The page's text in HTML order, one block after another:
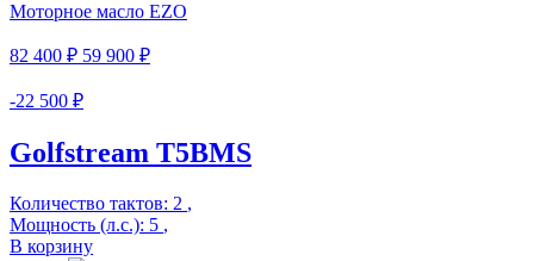
Моторное масло EZO
82 400 ₽ 59 900 ₽
-22 500 ₽
Golfstream Т5ВМS
Количество тактов: 2 ,
Мощность (л.с.): 5 ,
В корзину